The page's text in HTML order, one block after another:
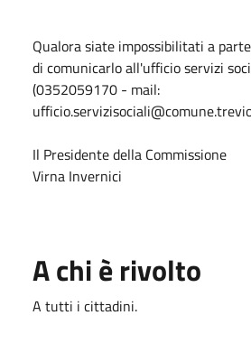
Qualora siate impossibilitati a
di comunicarlo all'ufficio servizi
(0352059170 - mail:
Il Presidente della Commissione
Virna Invernici
A chi è rivolto
A tutti i cittadini.